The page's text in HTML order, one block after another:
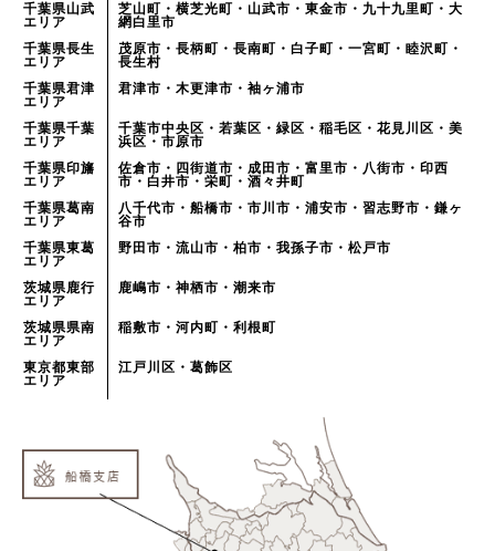
千葉県山武
エリア
芝山町・横芝光町・山武市・東金市・九十九里町・大
網白里市
千葉県長生
エリア
茂原市・長柄町・長南町・白子町・一宮町・睦沢町・
長生村
千葉県君津
エリア
君津市・木更津市・袖ヶ浦市
千葉県千葉
エリア
千葉市中央区・若葉区・緑区・稲毛区・花見川区・美
浜区・市原市
千葉県印旛
エリア
佐倉市・四街道市・成田市・富里市・八街市・印西
市・白井市・栄町・酒々井町
千葉県葛南
エリア
八千代市・船橋市・市川市・浦安市・習志野市・鎌ヶ
谷市
千葉県東葛
エリア
野田市・流山市・柏市・我孫子市・松戸市
茨城県鹿行
エリア
鹿嶋市・神栖市・潮来市
茨城県県南
エリア
稲敷市・河内町・利根町
東京都東部
エリア
江戸川区・葛飾区